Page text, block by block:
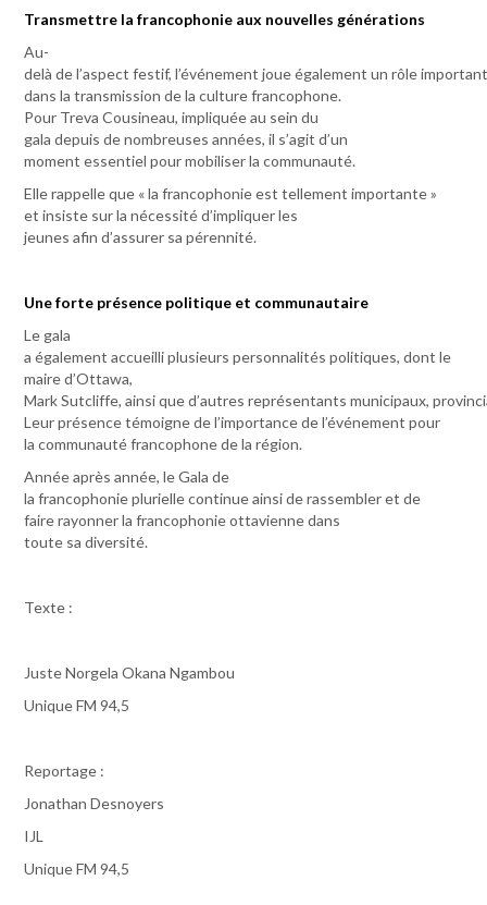
Transmettre la francophonie aux nouvelles générations
Au-
delà de l’aspect festif, l’événement joue également un rôle important
dans la transmission de la culture francophone.
Pour Treva Cousineau, impliquée au sein du
gala depuis de nombreuses années, il s’agit d’un
moment essentiel pour mobiliser la communauté.
Elle rappelle que « la francophonie est tellement importante »
et insiste sur la nécessité d’impliquer les
jeunes afin d’assurer sa pérennité.
Une forte présence politique et communautaire
Le gala
a également accueilli plusieurs personnalités politiques, dont le
maire d’Ottawa,
Mark Sutcliffe, ainsi que d’autres représentants municipaux,
Leur présence témoigne de l’importance de l’événement pour
la communauté francophone de la région.
Année après année, le Gala de
la francophonie plurielle continue ainsi de rassembler et de
faire rayonner la francophonie ottavienne dans
toute sa diversité.
Texte :
Juste Norgela Okana Ngambou
Unique FM 94,5
Reportage :
Jonathan Desnoyers
IJL
Unique FM 94,5